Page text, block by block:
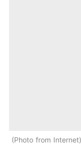
Photo from Internet